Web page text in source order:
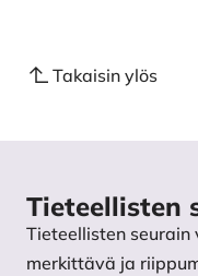
Takaisin ylös
Tieteellisten
Tieteellisten seurain
merkittävä ja